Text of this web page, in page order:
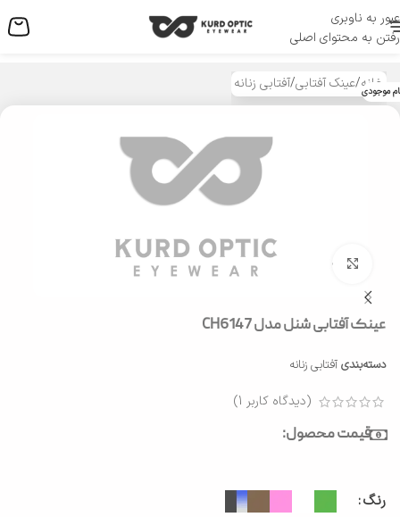
عبور به ناوبری
رفتن به محتوای اصلی
منو
خانه/عینک آفتابی/آفتابی زنانه موجودی
بزرگنمایی تصویر
عینک آفتابی شنل مدل CH6147
دسته‌بندی آفتابی زنانه
(دیدگاه کاربر 1
)
قیمت محصول:
رنگ